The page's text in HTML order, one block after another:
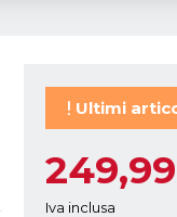
Ultimi
Iva inclusa